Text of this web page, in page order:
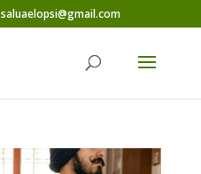
saluaelopsi@gmail.com